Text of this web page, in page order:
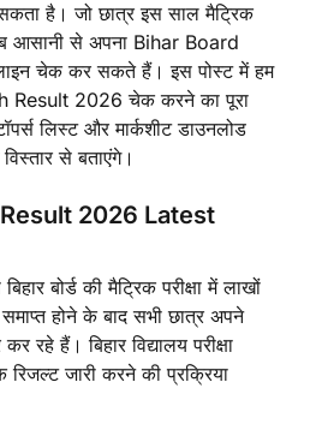
है। जो छात्र इस साल मैट्रिक
आसानी से अपना Bihar Board
चेक कर सकते हैं। इस पोस्ट में हम
Result 2026 चेक करने का पूरा
लिस्ट और मार्कशीट डाउनलोड
से बताएंगे।
2026 Latest
बोर्ड की मैट्रिक परीक्षा में लाखों
समाप्त होने के बाद सभी छात्र अपने
रहे हैं। बिहार विद्यालय परीक्षा
रिजल्ट जारी करने की प्रक्रिया